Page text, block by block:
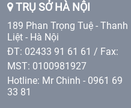
TRỤ SỞ HÀ NỘI
189 Phan Trọng Tuệ - Thanh
Liệt - Hà Nội
ĐT: 02433 91 61 61 / Fax:
MST: 0100981927
Hotline: Mr Chinh - 0961 69
33 81